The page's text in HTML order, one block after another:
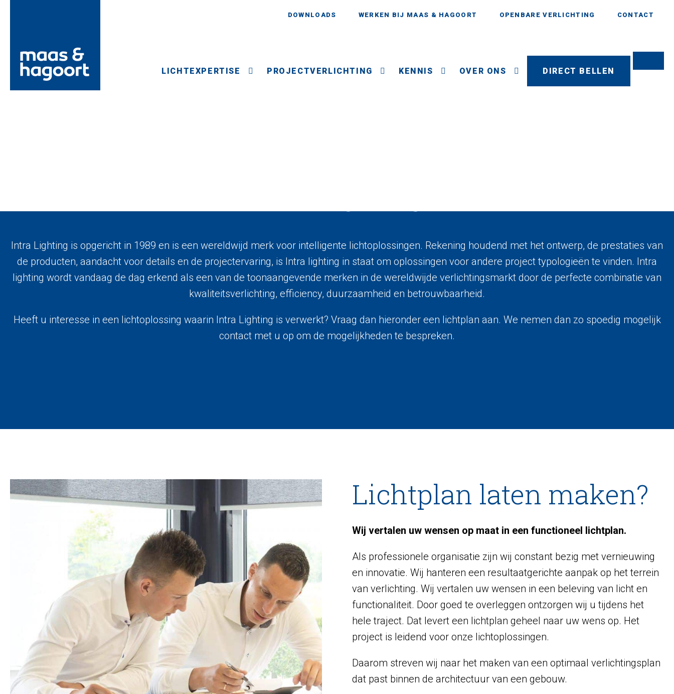
DOWNLOADS WERKEN BIJ MAAS & HAGOORT OPENBARE VERLICHTING CONTACT
LICHTEXPERTISE PROJECTVERLICHTING KENNIS OVER ONS DIRECT BELLEN
Intra Lighting is opgericht in 1989 en is een wereldwijd merk voor intelligente lichtoplossingen. Rekening houdend met het ontwerp, de prestaties van
de producten, aandacht voor details en de projectervaring, is Intra lighting in staat om oplossingen voor andere project typologieën te vinden. Intra
lighting wordt vandaag de dag erkend als een van de toonaangevende merken in de wereldwijde verlichtingsmarkt door de perfecte combinatie van
kwaliteitsverlichting, efficiency, duurzaamheid en betrouwbaarheid.
Heeft u interesse in een lichtoplossing waarin Intra Lighting is verwerkt? Vraag dan hieronder een lichtplan aan. We nemen dan zo spoedig mogelijk
contact met u op om de mogelijkheden te bespreken.
Lichtplan laten maken?
Wij vertalen uw wensen op maat in een functioneel lichtplan.
Als professionele organisatie zijn wij constant bezig met vernieuwing
en innovatie. Wij hanteren een resultaatgerichte aanpak op het terrein
van verlichting. Wij vertalen uw wensen in een beleving van licht en
functionaliteit. Door goed te overleggen ontzorgen wij u tijdens het
hele traject. Dat levert een lichtplan geheel naar uw wens op. Het
project is leidend voor onze lichtoplossingen.
Daarom streven wij naar het maken van een optimaal verlichtingsplan
dat past binnen de architectuur van een gebouw.